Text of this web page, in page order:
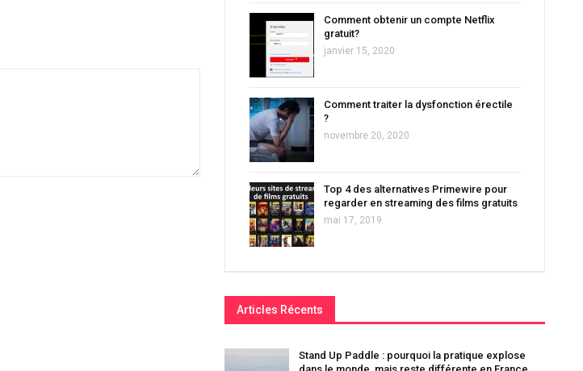
Comment obtenir un compte Netflix
gratuit?
janvier 15, 2020
Comment traiter la dysfonction érectile
?
novembre 20, 2020
Top 4 des alternatives Primewire pour
regarder en streaming des films gratuits
mai 17, 2019
Articles Récents
Stand Up Paddle : pourquoi la pratique explose